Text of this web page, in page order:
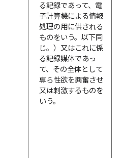
る記録であって、電
子計算機による情報
処理の用に供される
ものをいう。以下同
じ。）又はこれに係
る記録媒体であっ
て、その全体として
専ら性欲を興奮させ
又は刺激するものを
いう。